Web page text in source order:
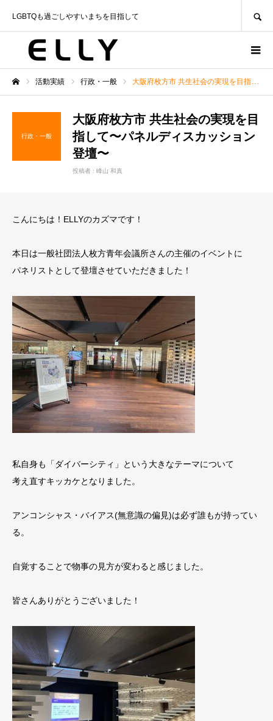
LGBTQも過ごしやすいまちを目指して
活動実績 行政・一般 大阪府枚方市 共生社会の実現を目指して〜パネルディスカッション登壇〜
行政・一般
大阪府枚方市 共生社会の実現を目
指して〜パネルディスカッション
登壇〜
投稿者 : 峰山 和真
こんにちは！ELLYのカズマです！
本日は一般社団法人枚方青年会議所さんの主催のイベントに
パネリストとして登壇させていただきました！
私自身も「ダイバーシティ」という大きなテーマについて
考え直すキッカケとなりました。
アンコンシャス・バイアス(無意識の偏見)は必ず誰もが持ってい
る。
自覚することで物事の見方が変わると感じました。
皆さんありがとうございました！